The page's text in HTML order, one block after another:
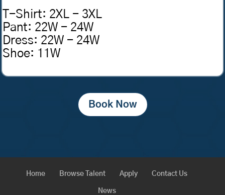
T-Shirt: 2XL - 3XL
Pant: 22W - 24W
Dress: 22W - 24W
Shoe: 11W
Book Now
Home Browse Talent Apply Contact Us
News